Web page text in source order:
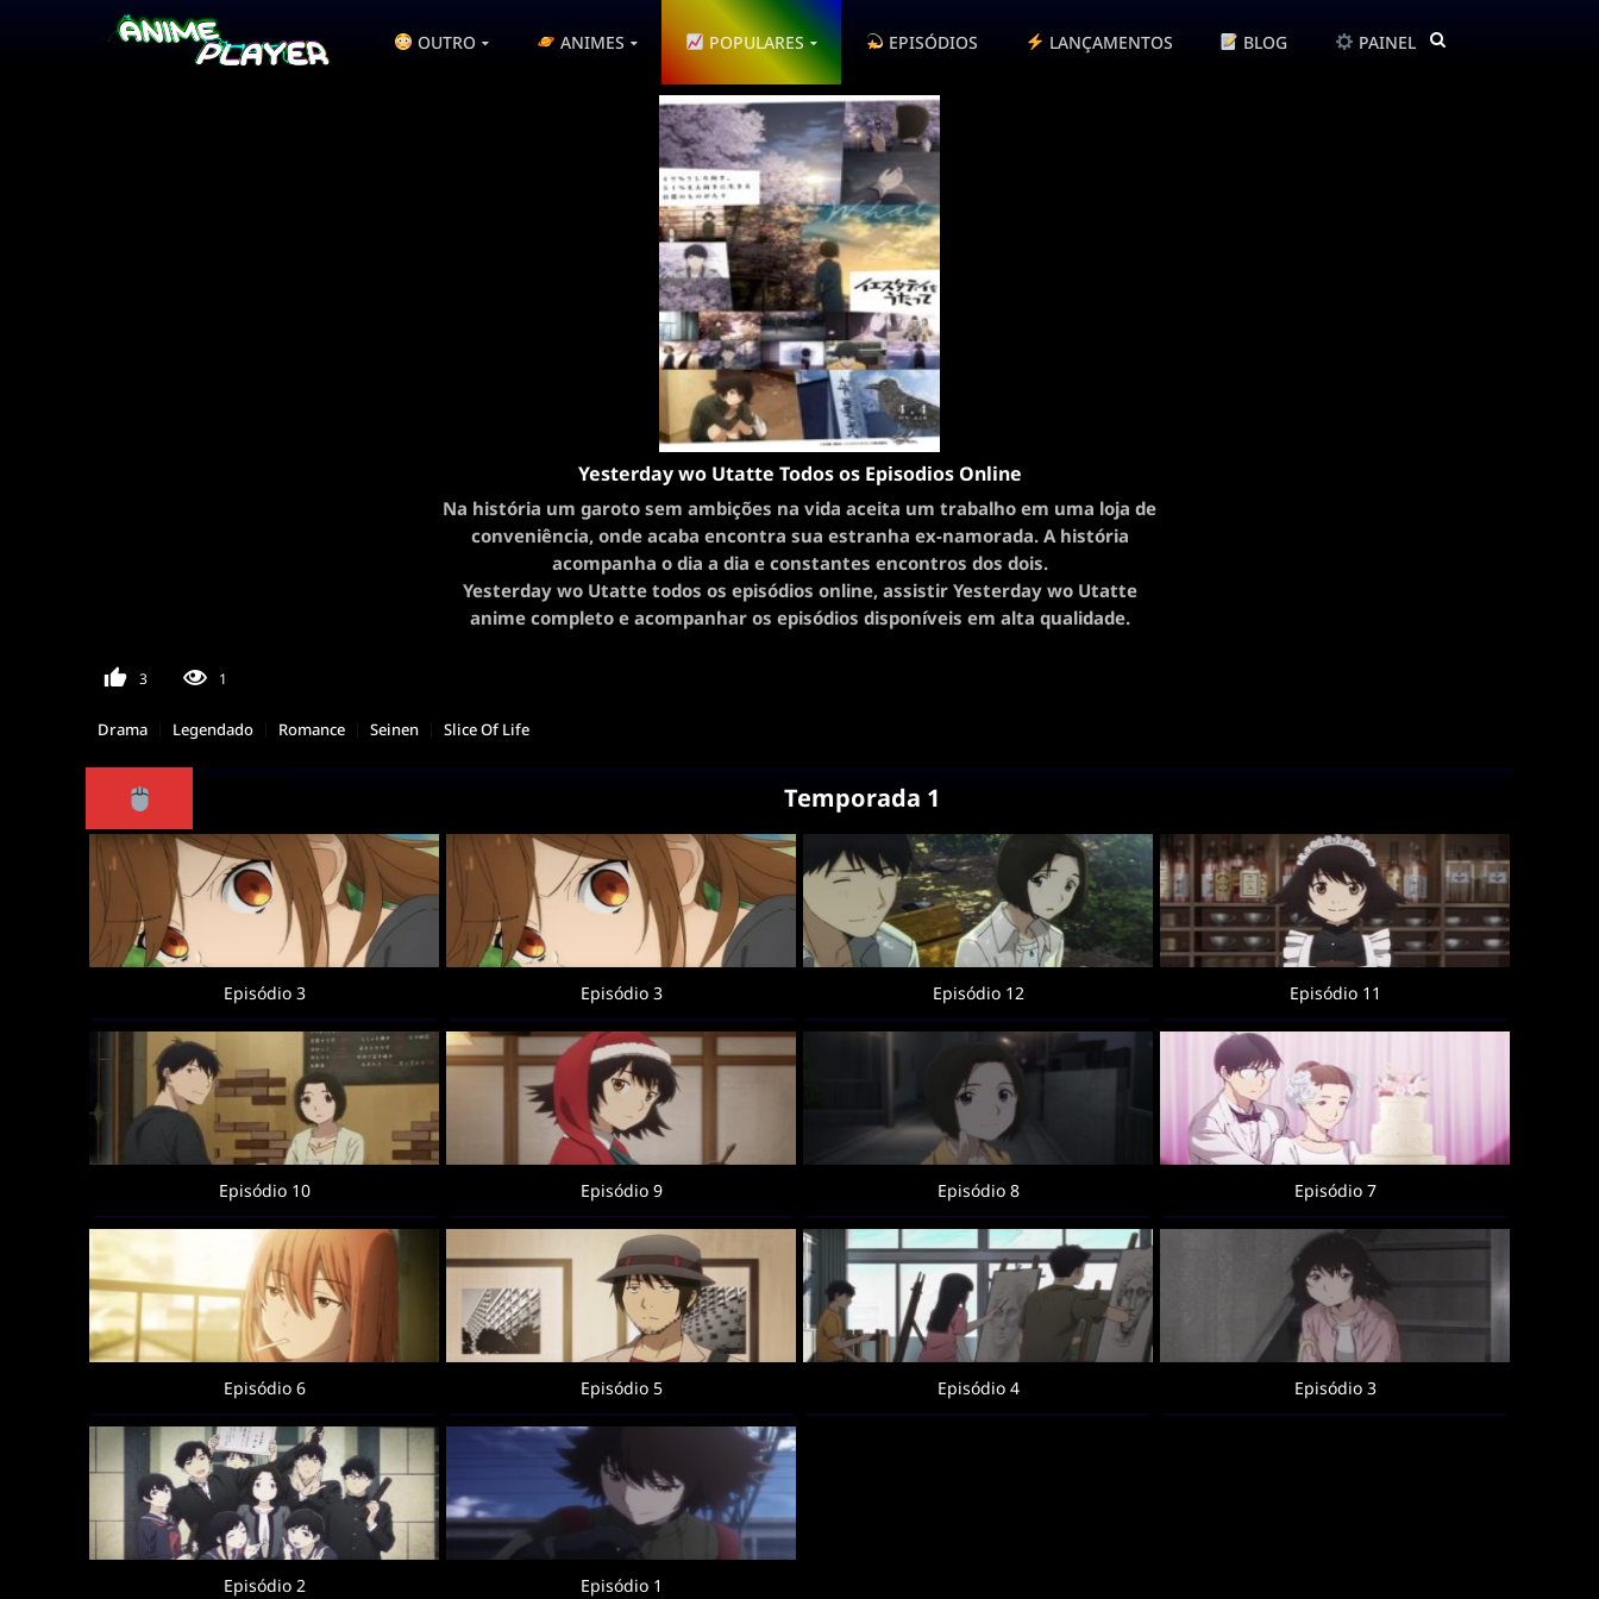
OUTRO ANIMES POPULARES EPISÓDIOS LANÇAMENTOS BLOG PAINEL
Yesterday wo Utatte Todos os Episodios Online
Na história um garoto sem ambições na vida aceita um trabalho em uma loja de
conveniência, onde acaba encontra sua estranha ex-namorada. A história
acompanha o dia a dia e constantes encontros dos dois.
Yesterday wo Utatte todos os episódios online, assistir Yesterday wo Utatte
anime completo e acompanhar os episódios disponíveis em alta qualidade.
3 1
Drama Legendado Romance Seinen Slice Of Life
Temporada 1
Episódio 3 Episódio 3 Episódio 12 Episódio 11
Episódio 10 Episódio 9 Episódio 8 Episódio 7
Episódio 6 Episódio 5 Episódio 4 Episódio 3
Episódio 2 Episódio 1